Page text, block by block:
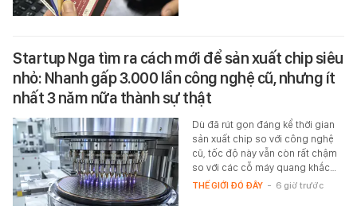
Startup Nga tìm ra cách mới để sản xuất chip siêu
nhỏ: Nhanh gấp 3.000 lần công nghệ cũ, nhưng ít
nhất 3 năm nữa thành sự thật
Dù đã rút gọn đáng kể thời gian
sản xuất chip so với công nghệ
cũ, tốc độ này vẫn còn rất chậm
so với các cỗ máy quang khắc…
THẾ GIỚI ĐÓ ĐÂY - 6 giờ trước